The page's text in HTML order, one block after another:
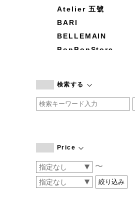
Atelier 五號
BARI
BELLEMAIN
BonBonStore
by basics
CATWORTH
COGTHEBIGSMOKE
CONVERSE
DEAN & DELUCA
検索する
Price
〜